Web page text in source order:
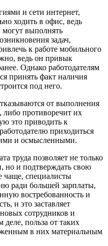
и сети интернет,
ходить в офис, ведь
выполнять
задач,
к работе мобильного
ведь он привык
Однако работодателям
принять факт наличия
под него.
от выполнения
либо противоречит их
это приводить к
приходиться
и осмысленными.
труда позволяет не только
но и подтверждать свою
чаще, специалисты
ради большей зарплаты,
востребованность и
и это заставляет
сотрудников и
деле, польза от таких
в них материальным